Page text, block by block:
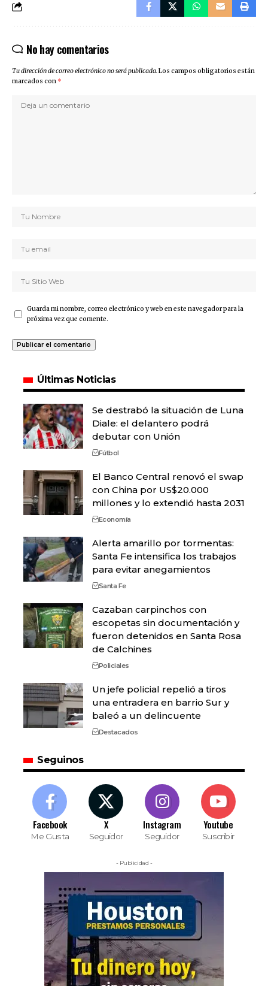
No hay comentarios
Tu dirección de correo electrónico no será publicada.Los campos obligatorios están
marcados con *
Guarda mi nombre, correo electrónico y web en este navegador para la
próxima vez que comente.
Últimas Noticias
Se destrabó la situación de Luna
Diale: el delantero podrá
debutar con Unión
Fútbol
El Banco Central renovó el swap
con China por US$20.000
millones y lo extendió hasta 2031
Economía
Alerta amarillo por tormentas:
Santa Fe intensifica los trabajos
para evitar anegamientos
Santa Fe
Cazaban carpinchos con
escopetas sin documentación y
fueron detenidos en Santa Rosa
de Calchines
Policiales
Un jefe policial repelió a tiros
una entradera en barrio Sur y
baleó a un delincuente
Destacados
Seguinos
Facebook
Me Gusta
X
Seguidor
Instagram
Seguidor
Youtube
Suscribir
- Publicidad -